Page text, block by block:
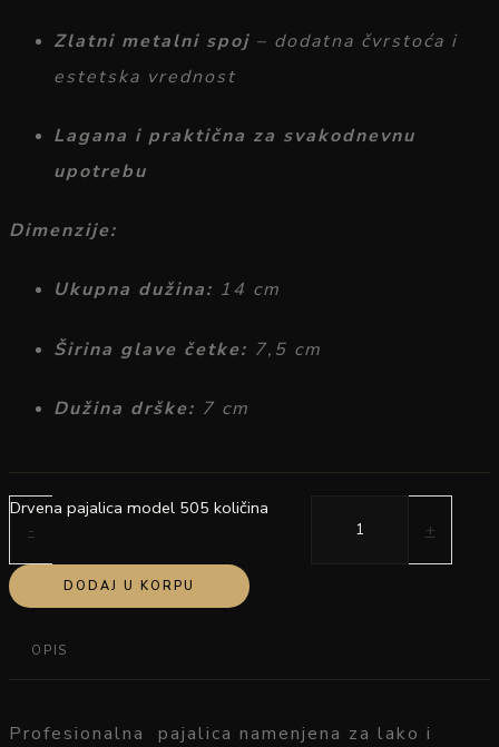
Zlatni metalni spoj – dodatna čvrstoća i
estetska vrednost
Lagana i praktična za svakodnevnu
upotrebu
Dimenzije:
Ukupna dužina: 14 cm
Širina glave četke: 7,5 cm
Dužina drške: 7 cm
-
Drvena pajalica model 505 količina
+
DODAJ U KORPU
OPIS
Profesionalna pajalica namenjena za lako i